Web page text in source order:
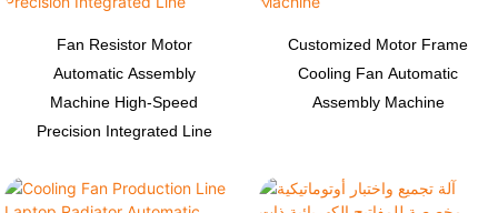
Fan Resistor Motor
Automatic Assembly
Machine High-Speed
Precision Integrated Line
Customized Motor Frame
Cooling Fan Automatic
Assembly Machine